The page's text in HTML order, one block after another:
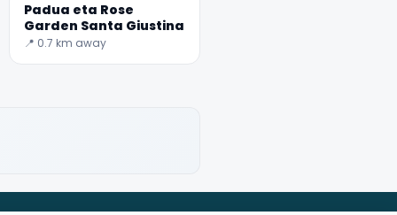
Padua eta Rose
Garden Santa Giustina
📍 0.7 km away